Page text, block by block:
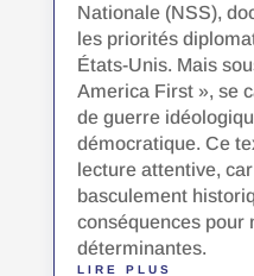
Nationale (NSS),
les priorités
États-Unis. Mais
America First », se
de guerre
démocratique. Ce
lecture attentive,
basculement
conséquences pour
déterminantes.
LIRE PLUS